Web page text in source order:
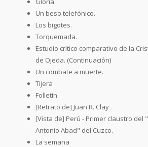
Un beso telefónico.
Los bigotes.
Torquemada.
Estudio crítico comparativo de la
de Ojeda. (Continuación)
Un combate a muerte.
Tijera
Folletín
[Retrato de] Juan R. Clay
[Vista de] Perú - Primer claustro del
Antonio Abad" del Cuzco.
La semana